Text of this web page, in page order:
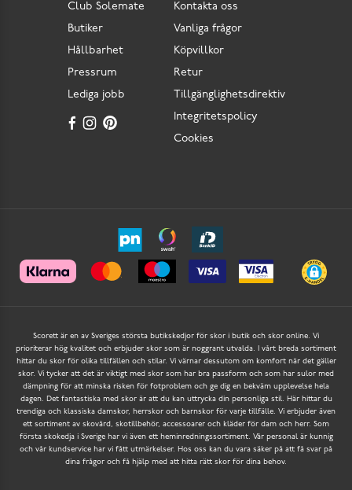
Kontakta oss
Vanliga frågor
Köpvillkor
Retur
Tillgänglighetsdirektiv
Integritetspolicy
Cookies
Club Solemate
Butiker
Hållbarhet
Pressrum
Lediga jobb
Scorett är en av Sveriges största butikskedjor för skor i butik och skor online. Vi
prioriterar hög kvalitet och erbjuder skor som är noggrant utvalda. I vårt breda sortiment
hittar du skor för olika tillfällen och stilar. Vi värnar dessutom om komfort när det gäller
skor. Vi tycker att det är viktigt med skor som har bra passform och som har sulor med
dämpning för att minska risken för fotproblem och ge dig en bekväm upplevelse hela
dagen. Det fantastiska med skor är att du kan uttrycka din personliga stil. Här hittar du
trendiga och klassiska damskor, herrskor och barnskor för varje tillfälle. Vi erbjuder även
ett sortiment av skovård, skotillbehör, accessoarer och kläder för dam och herr. Som
första skokedja i Sverige har vi även ett heminredningssortiment. Vår personal är kunnig
och vår kundservice har vi fått utmärkelser. Hos oss kan du vara säker på att få svar på
dina frågor och få hjälp med att hitta rätt skor för dina behov.